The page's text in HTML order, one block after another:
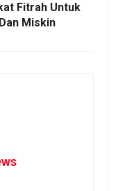
Fitrah Untuk
Miskin